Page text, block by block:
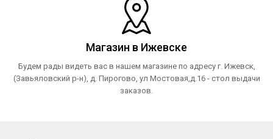
Магазин в Ижевске
Будем рады видеть вас в нашем магазине по адресу г. Ижевск,
(Завьяловский р-н), д. Пирогово, ул Мостовая,д.16 - стол выдачи
заказов.